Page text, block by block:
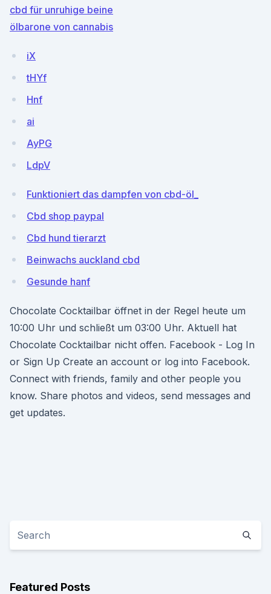
cbd für unruhige beine
ölbarone von cannabis
iX
tHYf
Hnf
ai
AyPG
LdpV
Funktioniert das dampfen von cbd-öl_
Cbd shop paypal
Cbd hund tierarzt
Beinwachs auckland cbd
Gesunde hanf
Chocolate Cocktailbar öffnet in der Regel heute um
10:00 Uhr und schließt um 03:00 Uhr. Aktuell hat
Chocolate Cocktailbar nicht offen. Facebook - Log In
or Sign Up Create an account or log into Facebook.
Connect with friends, family and other people you
know. Share photos and videos, send messages and
get updates.
Featured Posts